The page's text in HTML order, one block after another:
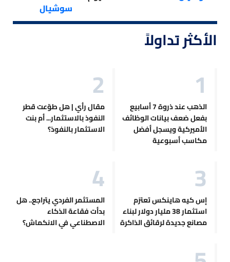
سوشيال
الأكثر تداولاً
الذهب عند ذروة 7 أسابيع
بفعل ضعف بيانات الوظائف
الأميركية ويسجل أفضل
مكاسب أسبوعية
مقال رأي | هل طوّعت قطر
النفوذ بالاستثمار... أم بنت
الاستثمار بالنفوذ؟
إس كيه هاينكس تعتزم
استثمار 38 مليار دولار لبناء
مصانع جديدة لرقائق الذاكرة
المستثمر الفردي يتراجع.. هل
بدأت فقاعة الذكاء
الاصطناعي في الانكماش؟